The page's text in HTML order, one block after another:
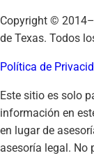
Copyright © 2014–
de Texas. Todos
Política de
Este sitio es solo
información en
en lugar de
asesoría legal. No